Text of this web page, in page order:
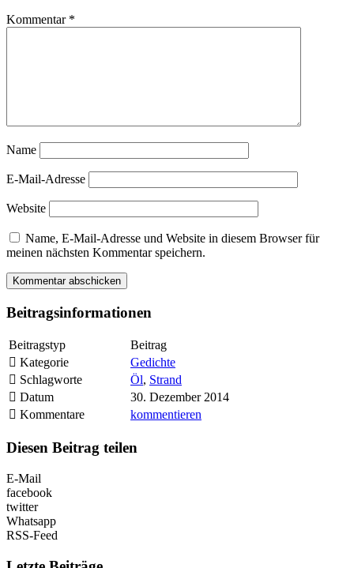
Kommentar *
Name
E-Mail-Adresse
Website
Name, E-Mail-Adresse und Website in diesem Browser für
meinen nächsten Kommentar speichern.
Beitragsinformationen
Beitragstyp
Beitrag
Kategorie
Gedichte
Schlagworte
Öl, Strand
Datum
30. Dezember 2014
Kommentare
kommentieren
Diesen Beitrag teilen
E-Mail
facebook
twitter
Whatsapp
RSS-Feed